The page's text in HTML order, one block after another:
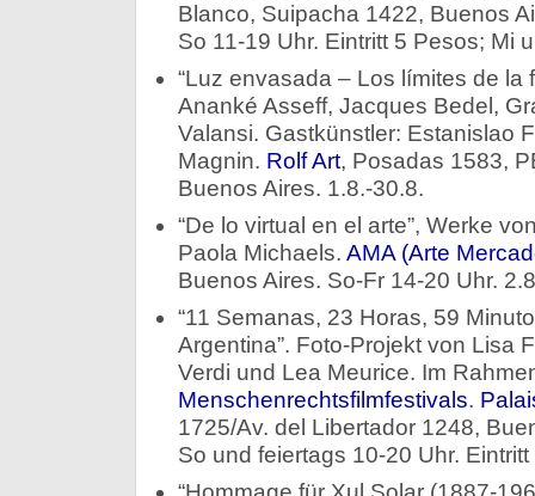
Blanco, Suipacha 1422, Buenos
So 11-19 Uhr. Eintritt 5 Pesos; Mi
“Luz envasada – Los límites de la
Ananké Asseff, Jacques Bedel,
Valansi. Gastkünstler: Estanislao
Magnin. Rolf Art, Posadas 1583,
Buenos Aires. 1.8.-30.8.
“De lo virtual en el arte”, Werke
Paola Michaels. AMA (Arte
Buenos Aires. So-Fr 14-20 Uhr.
“11 Semanas, 23 Horas, 59
Argentina”. Foto-Projekt von Lisa
Verdi und Lea Meurice. Im
Menschenrechtsfilmfestivals.
1725/Av. del Libertador 1248,
So und feiertags 10-20 Uhr. Eintritt